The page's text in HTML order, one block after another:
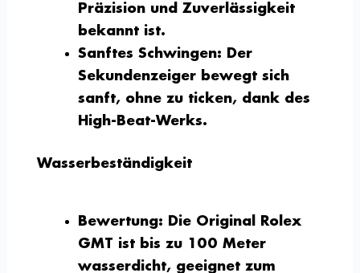
Präzision und Zuverlässigkeit
bekannt ist.
Sanftes Schwingen: Der
Sekundenzeiger bewegt sich
sanft, ohne zu ticken, dank des
High-Beat-Werks.
Wasserbeständigkeit
Bewertung: Die Original Rolex
GMT ist bis zu 100 Meter
wasserdicht, geeignet zum